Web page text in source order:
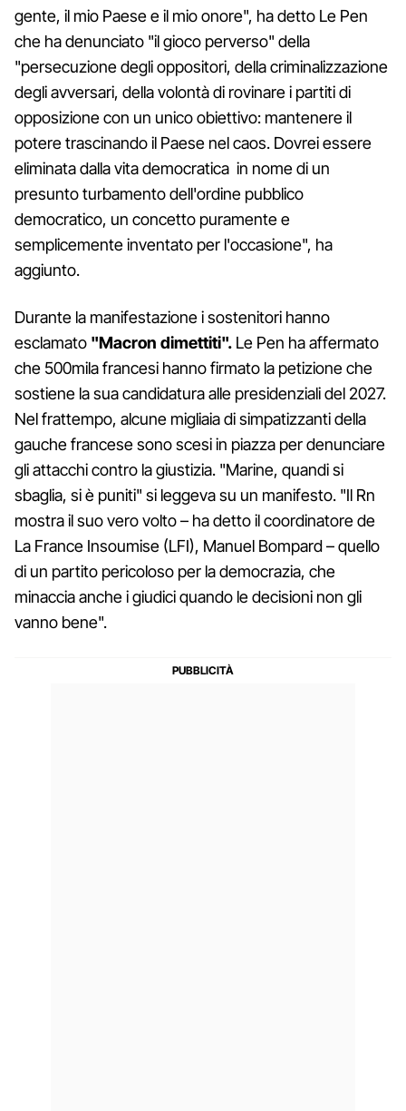
gente, il mio Paese e il mio onore", ha detto Le Pen
che ha denunciato "il gioco perverso" della
"persecuzione degli oppositori, della criminalizzazione
degli avversari, della volontà di rovinare i partiti di
opposizione con un unico obiettivo: mantenere il
potere trascinando il Paese nel caos. Dovrei essere
eliminata dalla vita democratica in nome di un
presunto turbamento dell'ordine pubblico
democratico, un concetto puramente e
semplicemente inventato per l'occasione", ha
aggiunto.
Durante la manifestazione i sostenitori hanno
esclamato "Macron dimettiti". Le Pen ha affermato
che 500mila francesi hanno firmato la petizione che
sostiene la sua candidatura alle presidenziali del 2027.
Nel frattempo, alcune migliaia di simpatizzanti della
gauche francese sono scesi in piazza per denunciare
gli attacchi contro la giustizia. "Marine, quandi si
sbaglia, si è puniti" si leggeva su un manifesto. "Il Rn
mostra il suo vero volto – ha detto il coordinatore de
La France Insoumise (LFI), Manuel Bompard – quello
di un partito pericoloso per la democrazia, che
minaccia anche i giudici quando le decisioni non gli
vanno bene".